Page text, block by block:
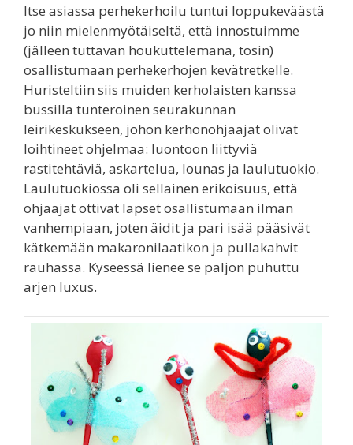
Itse asiassa perhekerhoilu tuntui loppukeväästä
jo niin mielenmyötäiseltä, että innostuimme
(jälleen tuttavan houkuttelemana, tosin)
osallistumaan perhekerhojen kevätretkelle.
Huristeltiin siis muiden kerholaisten kanssa
bussilla tunteroinen seurakunnan
leirikeskukseen, johon kerhonohjaajat olivat
loihtineet ohjelmaa: luontoon liittyviä
rastitehtäviä, askartelua, lounas ja laulutuokio.
Laulutuokiossa oli sellainen erikoisuus, että
ohjaajat ottivat lapset osallistumaan ilman
vanhempiaan, joten äidit ja pari isää pääsivät
kätkemään makaronilaatikon ja pullakahvit
rauhassa. Kyseessä lienee se paljon puhuttu
arjen luxus.